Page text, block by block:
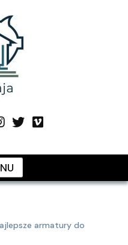
pomysłami
armatury do